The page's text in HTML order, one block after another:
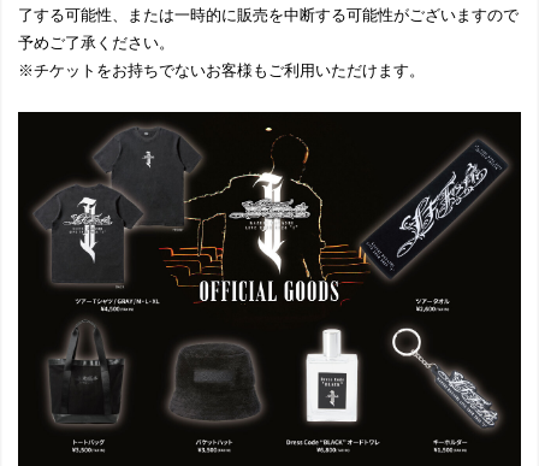
了する可能性、または一時的に販売を中断する可能性がございますので
予めご了承ください。
※チケットをお持ちでないお客様もご利用いただけます。